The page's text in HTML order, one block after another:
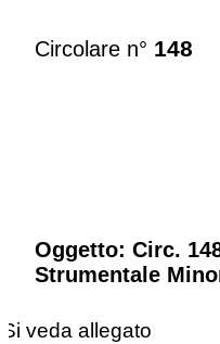
Circolare n° 148
Oggetto: Circ.
Strumentale
Si veda allegato